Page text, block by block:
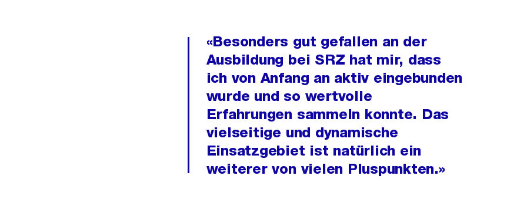
«Besonders gut gefallen an der
Ausbildung bei SRZ hat mir, dass
ich von Anfang an aktiv eingebunden
wurde und so wertvolle
Erfahrungen sammeln konnte. Das
vielseitige und dynamische
Einsatzgebiet ist natürlich ein
weiterer von vielen Pluspunkten.»